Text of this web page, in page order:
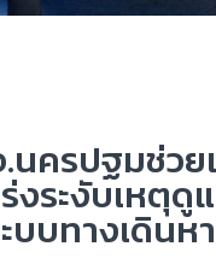
นครปฐมช่ว
ร่งระงับเหตุ
บทางเดินห